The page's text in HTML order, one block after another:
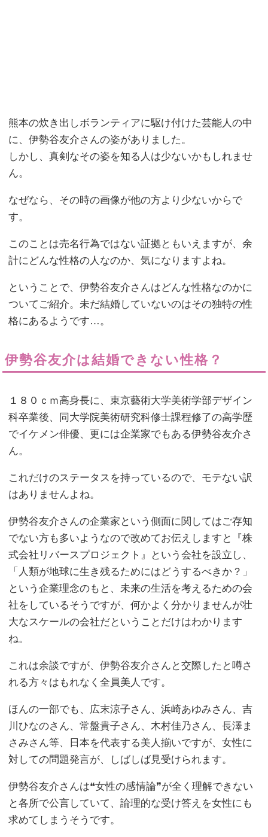
熊本の炊き出しボランティアに駆け付けた芸能人の中
に、伊勢谷友介さんの姿がありました。
しかし、真剣なその姿を知る人は少ないかもしれませ
ん。
なぜなら、その時の画像が他の方より少ないからで
す。
このことは売名行為ではない証拠ともいえますが、余
計にどんな性格の人なのか、気になりますよね。
ということで、伊勢谷友介さんはどんな性格なのかに
ついてご紹介。未だ結婚していないのはその独特の性
格にあるようです…。
伊勢谷友介は結婚できない性格？
１８０ｃｍ高身長に、東京藝術大学美術学部デザイン
科卒業後、同大学院美術研究科修士課程修了の高学歴
でイケメン俳優、更には企業家でもある伊勢谷友介さ
ん。
これだけのステータスを持っているので、モテない訳
はありませんよね。
伊勢谷友介さんの企業家という側面に関してはご存知
でない方も多いようなので改めてお伝えしますと『株
式会社リバースプロジェクト』という会社を設立し、
「人類が地球に生き残るためにはどうするべきか？」
という企業理念のもと、未来の生活を考えるための会
社をしているそうですが、何かよく分かりませんが壮
大なスケールの会社だということだけはわかります
ね。
これは余談ですが、伊勢谷友介さんと交際したと噂さ
れる方々はもれなく全員美人です。
ほんの一部でも、広末涼子さん、浜崎あゆみさん、吉
川ひなのさん、常盤貴子さん、木村佳乃さん、長澤ま
さみさん等、日本を代表する美人揃いですが、女性に
対しての問題発言が、しばしば見受けられます。
伊勢谷友介さんは❝女性の感情論❞が全く理解できない
と各所で公言していて、論理的な受け答えを女性にも
求めてしまうそうです。